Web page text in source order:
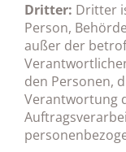
Dritter: Dritter
Person,
außer der
den Personen,
Verantwortung